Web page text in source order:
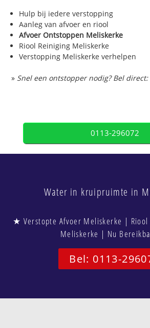
Hulp bij iedere verstopping
Aanleg van afvoer en riool
Afvoer Ontstoppen Meliskerke
Riool Reiniging Meliskerke
Verstopping Meliskerke verhelpen
» Snel een ontstopper nodig? Bel direct:
0113-296072
Water in kruipruimte in
★ Verstopte Afvoer Meliskerke | Riool
Meliskerke | Nu
Bel: 0113-